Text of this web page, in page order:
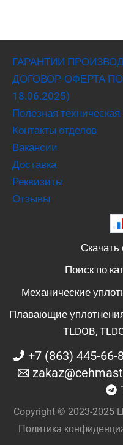
ГАРАНТИИ
ДОГОВОР-ОФЕРТА
18.06.2025)
Полезная
Контакты отделов
Вакансии
Доставка
Реквизиты
Отзывы
Поиск по
Механические
Плавающие
TLDOB,
+7 (863) 445-66-
Copyright © 2023-
Политика